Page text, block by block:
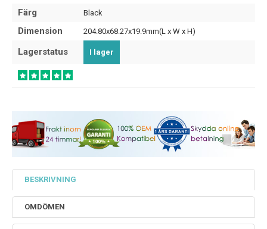
Färg Black
Dimension 204.80x68.27x19.9mm(L x W x H)
Lagerstatus I lager
BESKRIVNING
OMDÖMEN